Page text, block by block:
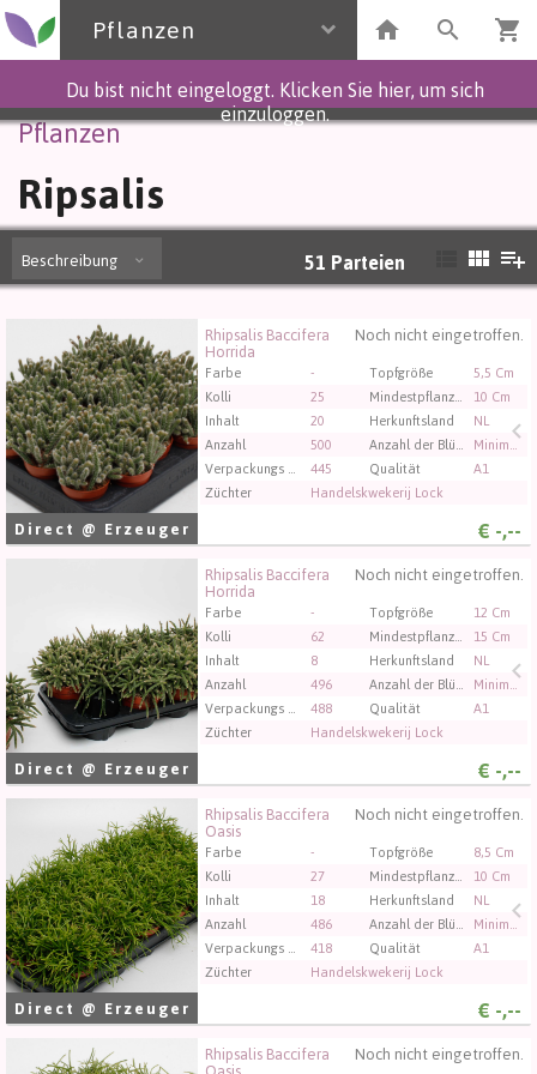
Pflanzen
Du bist nicht eingeloggt. Klicken Sie hier, um sich
einzuloggen.
Pflanzen
Ripsalis
Beschreibung 51 Parteien
Direct @ Erzeuger
Noch nicht eingetroffen.
Rhipsalis Baccifera
Horrida
Farbe - Topfgröße
5,5 Cm
Kolli
25 Mindestpflanzenhöhe
10 Cm
Inhalt
20 Herkunftsland
NL
Anzahl
500
445 Qualität
A1
Züchter
Handelskwekerij Lock
€ -,--
Rhipsalis Baccifera Horrida
Sie müssen angemeldet sein, um kaufen zu können.
Klicken Sie hier, um sich einzuloggen.
Direct @ Erzeuger
Noch nicht eingetroffen.
Rhipsalis Baccifera
Horrida
Farbe - Topfgröße
12 Cm
Kolli
62 Mindestpflanzenhöhe
15 Cm
Inhalt
8 Herkunftsland
NL
Anzahl
496
488 Qualität
A1
Züchter
Handelskwekerij Lock
€ -,--
Rhipsalis Baccifera Horrida
Sie müssen angemeldet sein, um kaufen zu können.
Klicken Sie hier, um sich einzuloggen.
Direct @ Erzeuger
Noch nicht eingetroffen.
Rhipsalis Baccifera
Oasis
Farbe - Topfgröße
8,5 Cm
Kolli
27 Mindestpflanzenhöhe
10 Cm
Inhalt
18 Herkunftsland
NL
Anzahl
486
418 Qualität
A1
Züchter
Handelskwekerij Lock
€ -,--
Rhipsalis Baccifera Oasis
Sie müssen angemeldet sein, um kaufen zu können.
Klicken Sie hier, um sich einzuloggen.
Noch nicht eingetroffen.
Rhipsalis Baccifera
Rhipsalis Baccifera Oasis